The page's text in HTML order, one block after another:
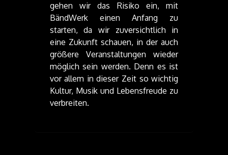
gehen wir das Risiko ein, mit
BändWerk einen Anfang zu
starten, da wir zuversichtlich in
eine Zukunft schauen, in der auch
größere Veranstaltungen wieder
möglich sein werden. Denn es ist
vor allem in dieser Zeit so wichtig
Kultur, Musik und Lebensfreude zu
verbreiten.